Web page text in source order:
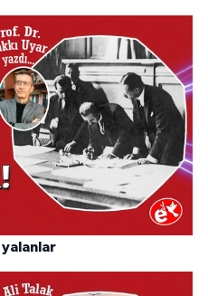
yalanlar